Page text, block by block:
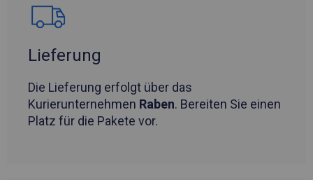
Lieferung
Die Lieferung erfolgt über das
Kurierunternehmen Raben. Bereiten Sie einen
Platz für die Pakete vor.